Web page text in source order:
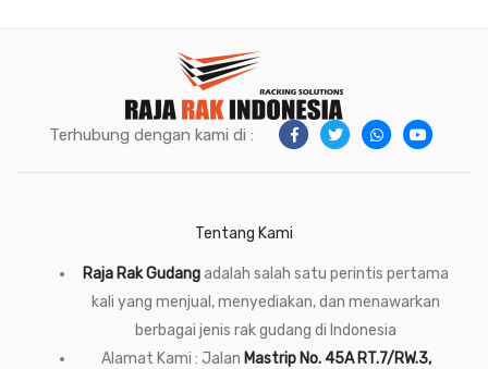
Terhubung dengan kami di :
Tentang Kami
Raja Rak Gudangadalah salah satu perintis pertama
kali yang menjual, menyediakan, dan menawarkan
berbagai jenis rak gudang di Indonesia
Alamat Kami : Jalan Mastrip No. 45A RT.7/RW.3,